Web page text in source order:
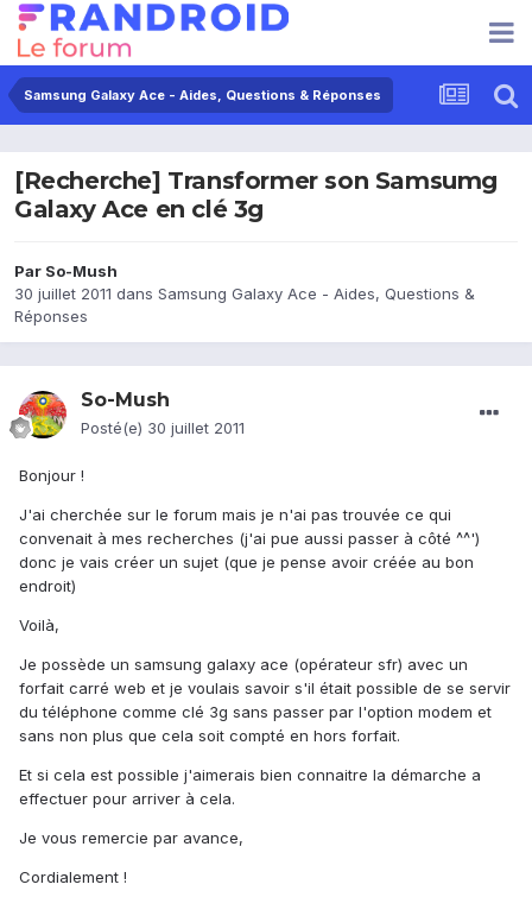
Samsung Galaxy Ace - Aides, Questions & Réponses
[Recherche] Transformer son Samsumg
Galaxy Ace en clé 3g
Par So-Mush
30 juillet 2011 dans Samsung Galaxy Ace - Aides, Questions &
Réponses
So-Mush
Posté(e) 30 juillet 2011
Bonjour !
J'ai cherchée sur le forum mais je n'ai pas trouvée ce qui
convenait à mes recherches (j'ai pue aussi passer à côté ^^')
donc je vais créer un sujet (que je pense avoir créée au bon
endroit)
Voilà,
Je possède un samsung galaxy ace (opérateur sfr) avec un
forfait carré web et je voulais savoir s'il était possible de se servir
du téléphone comme clé 3g sans passer par l'option modem et
sans non plus que cela soit compté en hors forfait.
Et si cela est possible j'aimerais bien connaitre la démarche a
effectuer pour arriver à cela.
Je vous remercie par avance,
Cordialement !